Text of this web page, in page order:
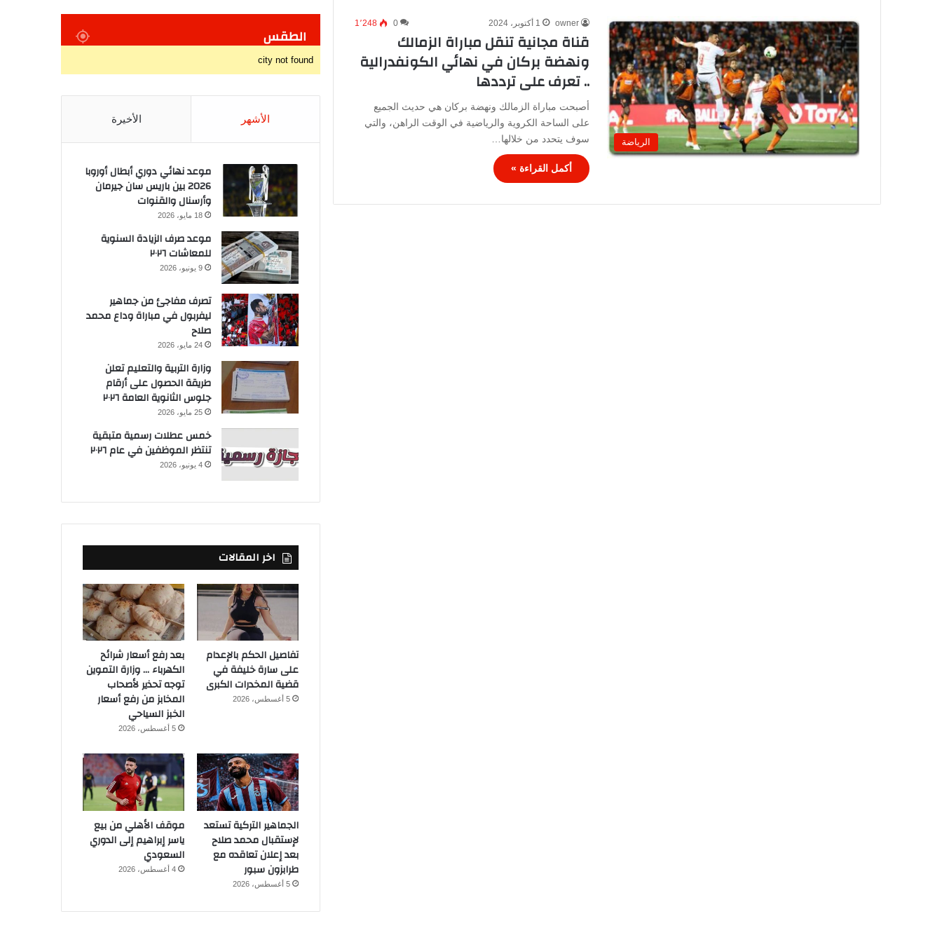
الرياضة
owner 1 أكتوبر، 2024 0 1٬248
قناة مجانية تنقل مباراة الزمالك
ونهضة بركان في نهائي الكونفدرالية
.. تعرف على ترددها
أصبحت مباراة الزمالك ونهضة بركان هي حديث الجميع
على الساحة الكروية والرياضية في الوقت الراهن، والتي
سوف يتحدد من خلالها…
أكمل القراءة »
الطقس
city not found
الأشهر الأخيرة
موعد نهائي دوري أبطال أوروبا
2026 بين باريس سان جيرمان
وأرسنال والقنوات
18 مايو، 2026
موعد صرف الزيادة السنوية
للمعاشات ٢٠٢٦
9 يونيو، 2026
تصرف مفاجئ من جماهير
ليفربول في مباراة وداع محمد
صلاح
24 مايو، 2026
وزارة التربية والتعليم تعلن
طريقة الحصول على أرقام
جلوس الثانوية العامة ٢٠٢٦
25 مايو، 2026
خمس عطلات رسمية متبقية
تنتظر الموظفين في عام ٢٠٢٦
4 يونيو، 2026
اخر المقالات
تفاصيل الحكم بالإعدام
على سارة خليفة في
قضية المخدرات الكبرى
5 أغسطس، 2026
بعد رفع أسعار شرائح
الكهرباء … وزارة التموين
توجه تحذير لأصحاب
المخابز من رفع أسعار
الخبز السياحي
5 أغسطس، 2026
الجماهير التركية تستعد
لإستقبال محمد صلاح
بعد إعلان تعاقده مع
طرابزون سبور
5 أغسطس، 2026
موقف الأهلي من بيع
ياسر إبراهيم إلى الدوري
السعودي
4 أغسطس، 2026